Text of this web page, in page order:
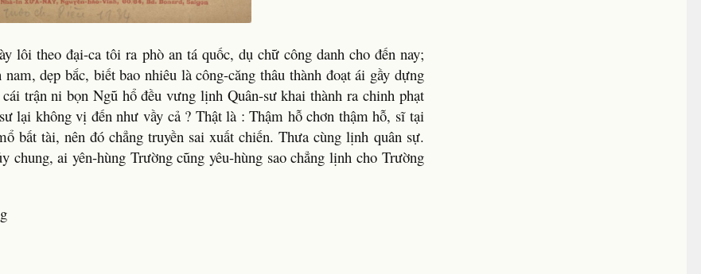
lôi theo đại-ca tôi ra phò an tá quốc, dụ chữ công danh cho đến nay;
dẹp bắc, biết bao nhiêu là công-căng thâu thành đoạt ái gầy dựng
trận ni bọn Ngũ hổ đều vưng lịnh Quân-sư khai thành ra chinh phạt
lại không vị đến như vầy cả ? Thật là : Thậm hỗ chơn thậm hỗ, sĩ tại
bất tài, nên đó chẳng truyền sai xuất chiến. Thưa cùng lịnh quân sự.
ai yên-hùng Trường cũng yêu-hùng sao chẳng lịnh cho Trường